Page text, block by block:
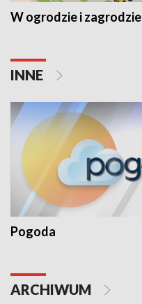
W ogrodzie i zagrodzie
INNE
Pogoda
ARCHIWUM